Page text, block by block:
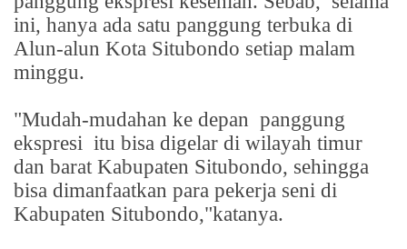
ini, hanya ada satu panggung terbuka di
Alun-alun Kota Situbondo setiap malam
minggu.
"Mudah-mudahan ke depan panggung
ekspresi itu bisa digelar di wilayah timur
dan barat Kabupaten Situbondo, sehingga
bisa dimanfaatkan para pekerja seni di
Kabupaten Situbondo,"katanya.